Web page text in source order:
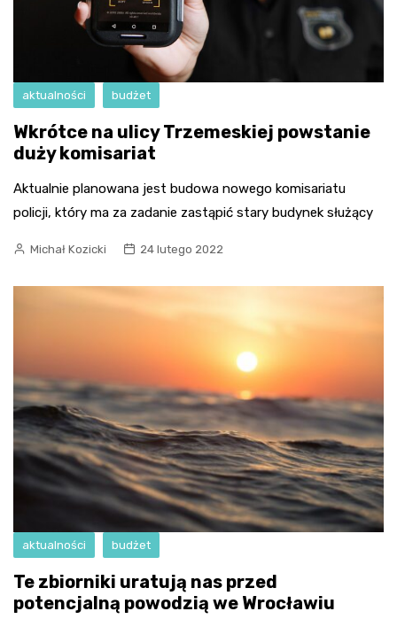
aktualności budżet
Wkrótce na ulicy Trzemeskiej powstanie
duży komisariat
Aktualnie planowana jest budowa nowego komisariatu
policji, który ma za zadanie zastąpić stary budynek służący
Michał Kozicki 24 lutego 2022
aktualności budżet
Te zbiorniki uratują nas przed
potencjalną powodzią we Wrocławiu